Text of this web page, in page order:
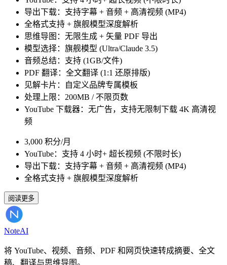
导出下载：支持字幕 + 音频 + 高清视频 (MP4)
全格式支持 + 旗舰模型深度解析
思维导图：无限生成 + 矢量 PDF 导出
模型选择：旗舰模型 (Ultra/Claude 3.5)
音频总结：支持 (1GB/文件)
PDF 翻译：全文翻译 (1:1 还原排版)
见解卡片：自定义品牌专属模板
处理上限：200MB / 不限页数
YouTube 下载器：无广告，支持无限制下载 4K 高清视
频
3,000 积分/月
YouTube：支持 4 小时+ 超长视频 (不限时长)
导出下载：支持字幕 + 音频 + 高清视频 (MP4)
全格式支持 + 旗舰模型深度解析
阅读更多
NoteAI
将 YouTube、视频、音频、PDF 和网页快速转成摘要、全文
稿、翻译与思维导图。